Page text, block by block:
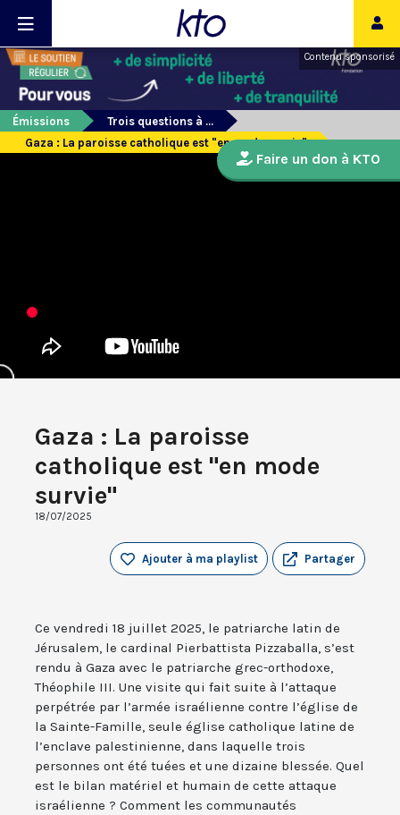
Contenu sponsorisé
Émissions
Trois questions à ...
Gaza : La paroisse catholique est "en mode survie"
Gaza : La paroisse
catholique est "en mode
survie"
18/07/2025
Partager
Ajouter à ma playlist
Ce vendredi 18 juillet 2025, le patriarche latin de
Jérusalem, le cardinal Pierbattista Pizzaballa, s’est
rendu à Gaza avec le patriarche grec-orthodoxe,
Théophile III. Une visite qui fait suite à l’attaque
perpétrée par l’armée israélienne contre l’église de
la Sainte-Famille, seule église catholique latine de
l’enclave palestinienne, dans laquelle trois
personnes ont été tuées et une dizaine blessée. Quel
est le bilan matériel et humain de cette attaque
israélienne ? Comment les communautés
Faire un don à KTO